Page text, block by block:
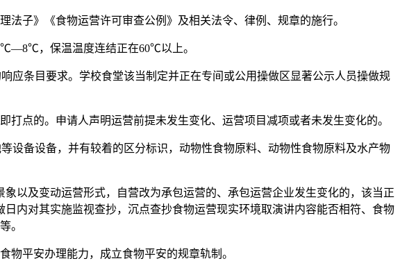
子》《食物运营许可审查公例》及相关法令、律例、规章的施行。
，保温温度连结正在60℃以上。
条目要求。学校食堂该当制定并正在专间或公用操做区显著公示人员操做规
点的。申请人声明运营前提未发生变化、运营项目减项或者未发生变化的。
备设备，并有较着的区分标识，动物性食物原料、动物性食物原料及水产物
及变动运营形式，自营改为承包运营的、承包运营企业发生变化的，该当正
内对其实施监视查抄，沉点查抄食物运营现实环境取演讲内容能否相符、食物
。
平安办理能力，成立食物平安的规章轨制。